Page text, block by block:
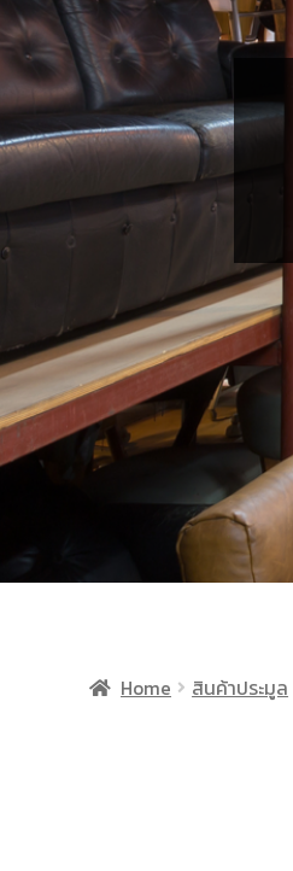
Home สินค้าประมูล